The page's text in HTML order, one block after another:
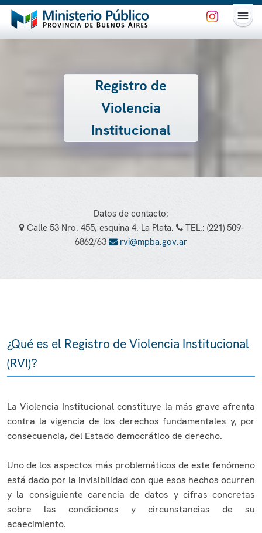
Registro de
Violencia
Institucional
Datos de contacto:
Calle 53 Nro. 455, esquina 4. La Plata.
TEL.: (221) 509-
6862/63
rvi@mpba.gov.ar
¿Qué es el Registro de Violencia Institucional
(RVI)?
La Violencia Institucional constituye la más grave afrenta
contra la vigencia de los derechos fundamentales y, por
consecuencia, del Estado democrático de derecho.
Uno de los aspectos más problemáticos de este fenómeno
está dado por la invisibilidad con que esos hechos ocurren
y la consiguiente carencia de datos y cifras concretas
sobre las condiciones y circunstancias de su
acaecimiento.